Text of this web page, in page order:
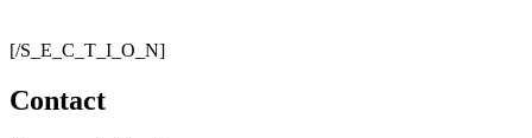
[/S_E_C_T_I_O_N]
Contact